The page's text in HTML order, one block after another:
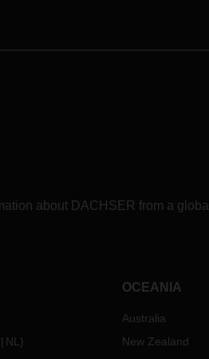
about DACHSER from a global
NL )
OCEANIA
Australia
New Zealand